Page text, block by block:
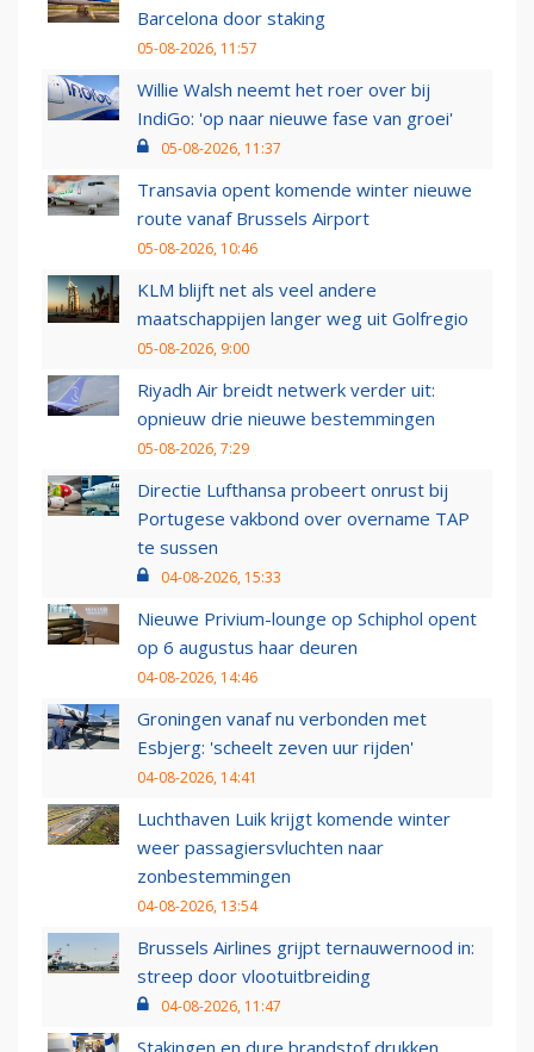
Barcelona door staking
05-08-2026, 11:57
Willie Walsh neemt het roer over bij
IndiGo: 'op naar nieuwe fase van groei'
05-08-2026, 11:37
Transavia opent komende winter nieuwe
route vanaf Brussels Airport
05-08-2026, 10:46
KLM blijft net als veel andere
maatschappijen langer weg uit Golfregio
05-08-2026, 9:00
Riyadh Air breidt netwerk verder uit:
opnieuw drie nieuwe bestemmingen
05-08-2026, 7:29
Directie Lufthansa probeert onrust bij
Portugese vakbond over overname TAP
te sussen
04-08-2026, 15:33
Nieuwe Privium-lounge op Schiphol opent
op 6 augustus haar deuren
04-08-2026, 14:46
Groningen vanaf nu verbonden met
Esbjerg: 'scheelt zeven uur rijden'
04-08-2026, 14:41
Luchthaven Luik krijgt komende winter
weer passagiersvluchten naar
zonbestemmingen
04-08-2026, 13:54
Brussels Airlines grijpt ternauwernood in:
streep door vlootuitbreiding
04-08-2026, 11:47